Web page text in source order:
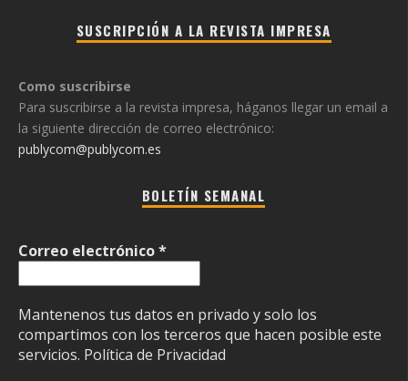
SUSCRIPCIÓN A LA REVISTA IMPRESA
Como suscribirse
Para suscribirse a la revista impresa, háganos llegar un email a
la siguiente dirección de correo electrónico:
publycom@publycom.es
BOLETÍN SEMANAL
Correo electrónico*
Mantenenos tus datos en privado y solo los
compartimos con los terceros que hacen posible este
servicios. Política de Privacidad